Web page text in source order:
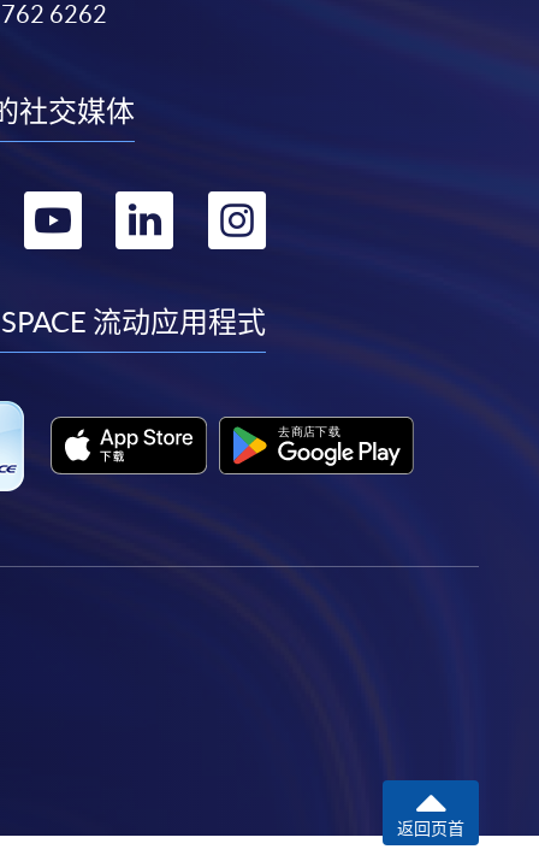
6262
社交媒体
转
youtube
转
linkedin
转
instagram
流动应用程式
返回页首